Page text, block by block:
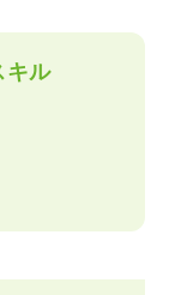
キル